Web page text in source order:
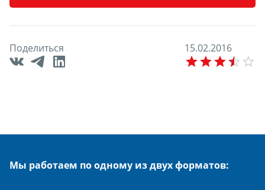
Поделиться 15.02.2016
Мы работаем по одному из двух форматов: